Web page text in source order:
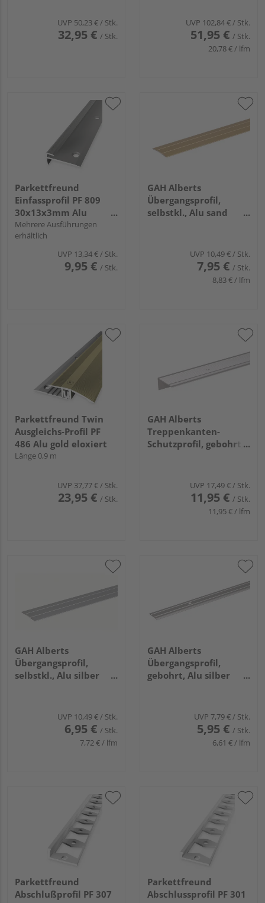
UVP 50,23 € / Stk.
32,95 € / Stk.
UVP 102,84 € / Stk.
51,95 € / Stk.
20,78 € / lfm
Parkettfreund
Einfassprofil PF 809
30x13x3mm Alu
edelstahl eloxiert
Mehrere Ausführungen
erhältlich
UVP 13,34 €/ Stk.
9,95 € / Stk.
GAH Alberts
Übergangsprofil,
selbstkl., Alu sand
UVP 10,49 €/ Stk.
7,95 € / Stk.
8,83 € / lfm
Parkettfreund Twin
Ausgleichs-Profil PF
486 Alu gold eloxiert
Länge 0,9 m
UVP 37,77 €/ Stk.
23,95 € / Stk.
GAH Alberts
Treppenkanten-
Schutzprofil, gebohrt,
1000x45x23x2,5mm
UVP 17,49 €/ Stk.
11,95 € / Stk.
11,95 € / lfm
GAH Alberts
Übergangsprofil,
selbstkl., Alu silber
UVP 10,49 €/ Stk.
6,95 € / Stk.
7,72 € / lfm
GAH Alberts
Übergangsprofil,
gebohrt, Alu silber
UVP 7,79 €/ Stk.
5,95 € / Stk.
6,61 € / lfm
Parkettfreund
Abschlußprofil PF 307
Parkettfreund
Abschlussprofil PF 301